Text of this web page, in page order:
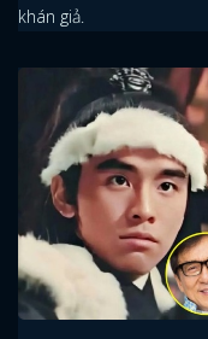
khán giả.